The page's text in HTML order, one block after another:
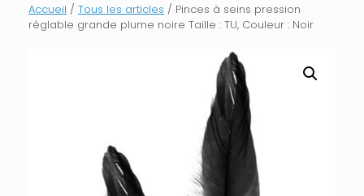
Accueil / Tous les articles / Pinces à seins pression
réglable grande plume noire Taille : TU, Couleur : Noir